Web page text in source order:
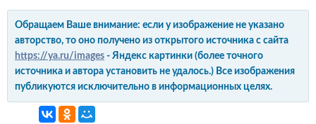
Обращаем Ваше внимание: если у изображение не указано
авторство, то оно получено из открытого источника с сайта
https://ya.ru/images - Яндекс картинки (более точного
источника и автора установить не удалось.) Все изображения
публикуются исключительно в информационных целях.